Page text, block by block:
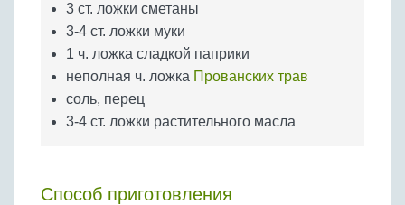
3 ст. ложки сметаны
3-4 ст. ложки муки
1 ч. ложка сладкой паприки
неполная ч. ложка Прованских трав
соль, перец
3-4 ст. ложки растительного масла
Способ приготовления